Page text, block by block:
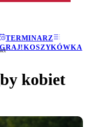
TERMINARZ
GRAJ!KOSZYKÓWKA
kobiet